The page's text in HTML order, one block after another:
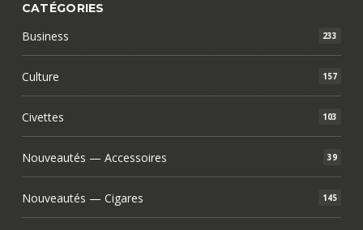
CATÉGORIES
Business 233
Culture 157
Civettes 103
Nouveautés — Accessoires 39
Nouveautés — Cigares 145